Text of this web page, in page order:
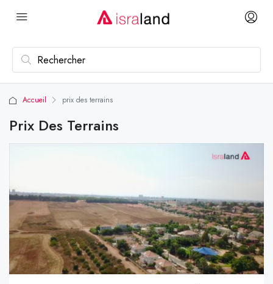
Accueil prix des terrains
Prix Des Terrains